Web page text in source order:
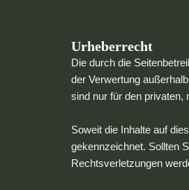
Urheberrecht
Die durch die
der Verwertung
sind nur für den privaten,
Soweit die Inhalte auf
gekennzeichnet. Sollten
Rechtsverletzungen